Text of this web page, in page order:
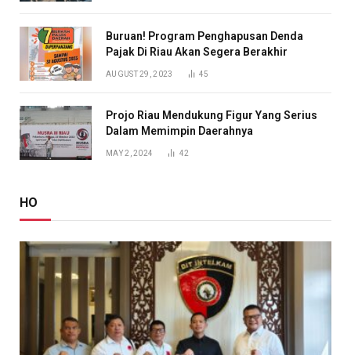
Buruan! Program Penghapusan Denda
Pajak Di Riau Akan Segera Berakhir
AUGUST 29, 2023 45
Projo Riau Mendukung Figur Yang Serius
Dalam Memimpin Daerahnya
MAY 2, 2024 42
HO